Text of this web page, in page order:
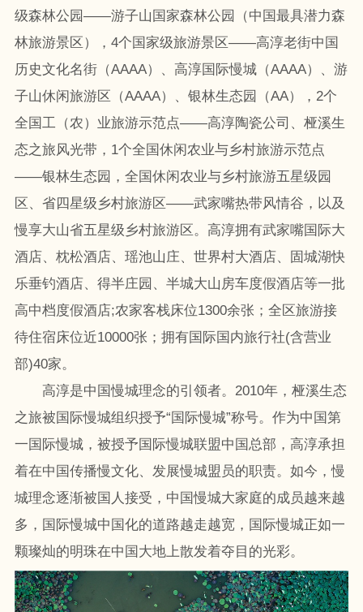
级森林公园——游子山国家森林公园（中国最具潜力森
林旅游景区），4个国家级旅游景区——高淳老街中国
历史文化名街（AAAA）、高淳国际慢城（AAAA）、游
子山休闲旅游区（AAAA）、银林生态园（AA），2个
全国工（农）业旅游示范点——高淳陶瓷公司、桠溪生
态之旅风光带，1个全国休闲农业与乡村旅游示范点
——银林生态园，全国休闲农业与乡村旅游五星级园
区、省四星级乡村旅游区——武家嘴热带风情谷，以及
慢享大山省五星级乡村旅游区。高淳拥有武家嘴国际大
酒店、枕松酒店、瑶池山庄、世界村大酒店、固城湖快
乐垂钓酒店、得半庄园、半城大山房车度假酒店等一批
高中档度假酒店;农家客栈床位1300余张；全区旅游接
待住宿床位近10000张；拥有国际国内旅行社(含营业
部)40家。
高淳是中国慢城理念的引领者。2010年，桠溪生态
之旅被国际慢城组织授予“国际慢城”称号。作为中国第
一国际慢城，被授予国际慢城联盟中国总部，高淳承担
着在中国传播慢文化、发展慢城盟员的职责。如今，慢
城理念逐渐被国人接受，中国慢城大家庭的成员越来越
多，国际慢城中国化的道路越走越宽，国际慢城正如一
颗璨灿的明珠在中国大地上散发着夺目的光彩。